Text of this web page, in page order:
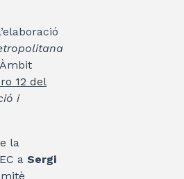
12 del
i
la
a Sergi